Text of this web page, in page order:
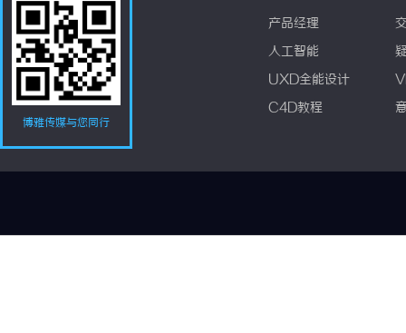
博雅传媒与您同行
产品经理
人工智能
UXD全能设计
C4D教程